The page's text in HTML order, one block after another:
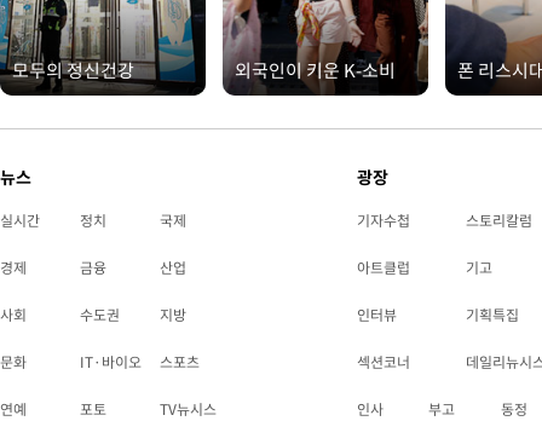
모두의 정신건강 외국인이 키운 K-소비 폰 리스시
뉴스
실시간 정치 국제
경제 금융 산업
사회 수도권 지방
문화 IT·바이오 스포츠
연예 포토 TV뉴시스
광장
기자수첩 스토리칼럼
아트클럽 기고
인터뷰 기획특집
섹션코너 데일리뉴시
인사 부고 동정